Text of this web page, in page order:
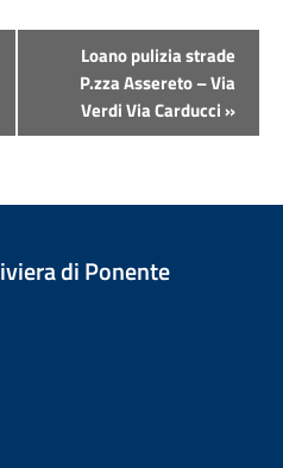
Loano pulizia strade
P.zza Assereto – Via
Verdi Via Carducci»
di Ponente